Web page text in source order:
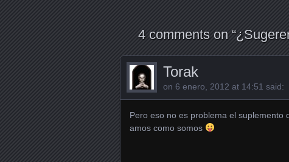
4 comments on “
Torak
on 6 enero, 2012 at 14:51 said:
Pero eso no es problema el
amos como somos